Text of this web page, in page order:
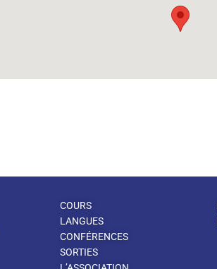
COURS
LANGUES
CONFÉRENCES
SORTIES